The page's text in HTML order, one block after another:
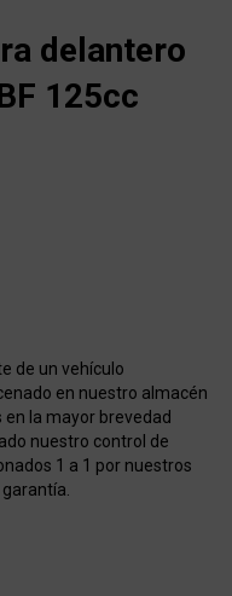
delantero
125cc
de un vehículo
en nuestro almacén
la mayor brevedad
nuestro control de
1 a 1 por nuestros